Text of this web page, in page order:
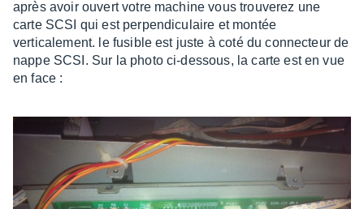
après avoir ouvert votre machine vous trouverez une
carte SCSI qui est perpendiculaire et montée
verticalement. le fusible est juste à coté du connecteur de
nappe SCSI. Sur la photo ci-dessous, la carte est en vue
en face :